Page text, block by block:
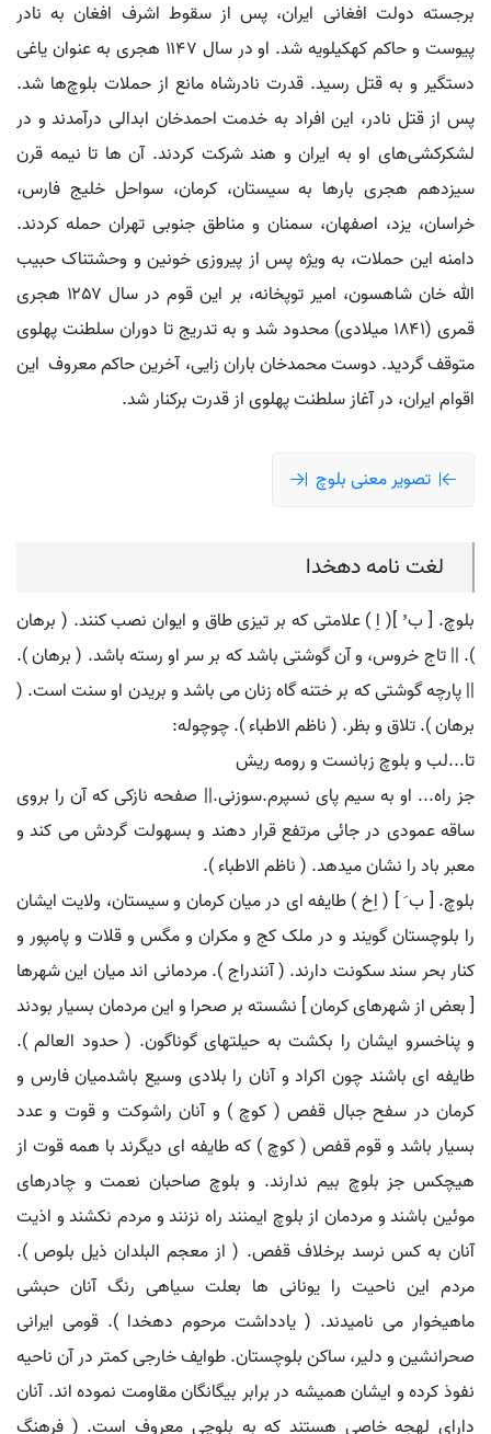
برجسته دولت افغانی ایران، پس از سقوط اشرف افغان به نادر
پیوست و حاکم کهکیلویه شد. او در سال ۱۱۴۷ هجری به عنوان یاغی
دستگیر و به قتل رسید. قدرت نادرشاه مانع از حملات بلوچ‌ها شد.
پس از قتل نادر، این افراد به خدمت احمدخان ابدالی درآمدند و در
لشکرکشی‌های او به ایران و هند شرکت کردند. آن ها تا نیمه قرن
سیزدهم هجری بارها به سیستان، کرمان، سواحل خلیج فارس،
خراسان، یزد، اصفهان، سمنان و مناطق جنوبی تهران حمله کردند.
دامنه این حملات، به ویژه پس از پیروزی خونین و وحشتناک حبیب
الله خان شاهسون، امیر توپخانه، بر این قوم در سال ۱۲۵۷ هجری
قمری (۱۸۴۱ میلادی) محدود شد و به تدریج تا دوران سلطنت پهلوی
متوقف گردید. دوست محمدخان باران زایی، آخرین حاکم معروف این
اقوام ایران، در آغاز سلطنت پهلوی از قدرت برکنار شد.
تصویر معنی بلوچ
لغت نامه دهخدا
بلوچ. [ ب ُ ]( اِ ) علامتی که بر تیزی طاق و ایوان نصب کنند. ( برهان
). || تاج خروس، و آن گوشتی باشد که بر سر او رسته باشد. ( برهان ).
|| پارچه گوشتی که بر ختنه گاه زنان می باشد و بریدن او سنت است. (
برهان ). تلاق و بظر. ( ناظم الاطباء ). چوچوله:
تا...لب و بلوچ زبانست و رومه ریش
جز راه... او به سیم پای نسپرم.سوزنی.|| صفحه نازکی که آن را بروی
ساقه عمودی در جائی مرتفع قرار دهند و بسهولت گردش می کند و
معبر باد را نشان میدهد. ( ناظم الاطباء ).
بلوچ. [ ب َ ] ( اِخ ) طایفه ای در میان کرمان و سیستان، ولایت ایشان
را بلوچستان گویند و در ملک کج و مکران و مگس و قلات و پامپور و
کنار بحر سند سکونت دارند. ( آنندراج ). مردمانی اند میان این شهرها
[ بعض از شهرهای کرمان ] نشسته بر صحرا و این مردمان بسیار بودند
و پناخسرو ایشان را بکشت به حیلتهای گوناگون. ( حدود العالم ).
طایفه ای باشند چون اکراد و آنان را بلادی وسیع باشدمیان فارس و
کرمان در سفح جبال قفص ( کوچ ) و آنان راشوکت و قوت و عدد
بسیار باشد و قوم قفص ( کوچ ) که طایفه ای دیگرند با همه قوت از
هیچکس جز بلوچ بیم ندارند. و بلوچ صاحبان نعمت و چادرهای
موئین باشند و مردمان از بلوچ ایمنند راه نزنند و مردم نکشند و اذیت
آنان به کس نرسد برخلاف قفص. ( از معجم البلدان ذیل بلوص ).
مردم این ناحیت را یونانی ها بعلت سیاهی رنگ آنان حبشی
ماهیخوار می نامیدند. ( یادداشت مرحوم دهخدا ). قومی ایرانی
صحرانشین و دلیر، ساکن بلوچستان. طوایف خارجی کمتر در آن ناحیه
نفوذ کرده و ایشان همیشه در برابر بیگانگان مقاومت نموده اند. آنان
دارای لهجه خاصی هستند که به بلوچی معروف است. ( فرهنگ